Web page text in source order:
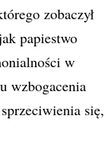
zobaczył
papiestwo
w
wzbogacenia
się,